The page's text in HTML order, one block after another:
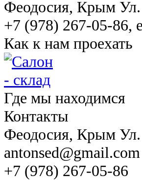
Феодосия, Крым Ул.
+7 (978) 267-05-86,
Как к нам проехать
Где мы находимся
Контакты
Феодосия, Крым Ул.
antonsed@gmail.com
+7 (978) 267-05-86